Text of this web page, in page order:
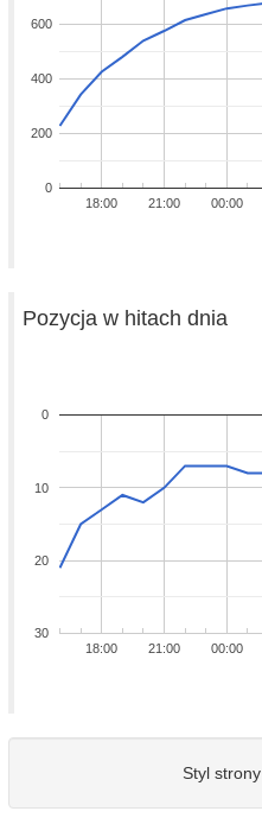
18:00 21:00 00:00
0
200
400
600
Pozycja w hitach dnia
18:00 21:00 00:00
0
10
20
30
Styl strony